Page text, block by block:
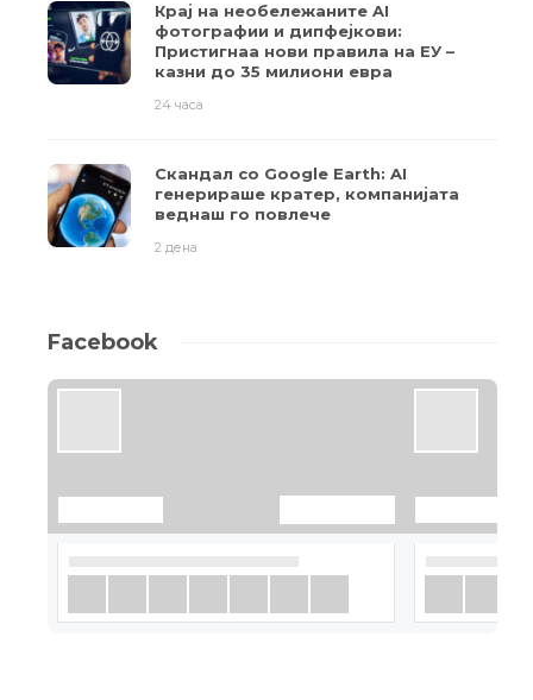
Крај на необележаните AI
фотографии и дипфејкови:
Пристигнаа нови правила на ЕУ –
казни до 35 милиони евра
24 часа
Скандал со Google Earth: AI
генерираше кратер, компанијата
веднаш го повлече
2 дена
Facebook